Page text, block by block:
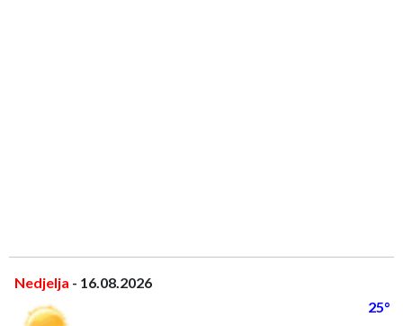
Nedjelja - 16.08.2026
25°